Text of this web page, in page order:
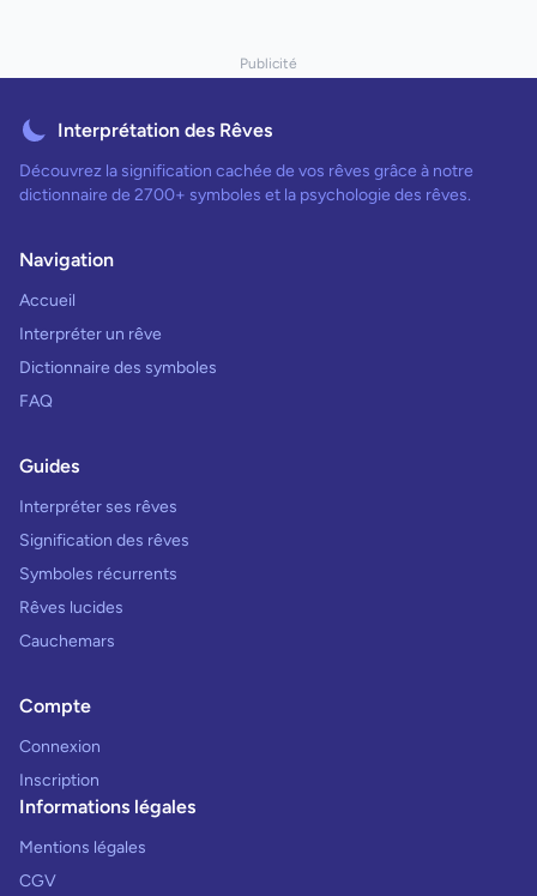
Publicité
Interprétation des Rêves
Découvrez la signification cachée de vos rêves grâce à notre
dictionnaire de 2700+ symboles et la psychologie des rêves.
Navigation
Accueil
Interpréter un rêve
Dictionnaire des symboles
FAQ
Guides
Interpréter ses rêves
Signification des rêves
Symboles récurrents
Rêves lucides
Cauchemars
Compte
Connexion
Inscription
Informations légales
Mentions légales
CGV